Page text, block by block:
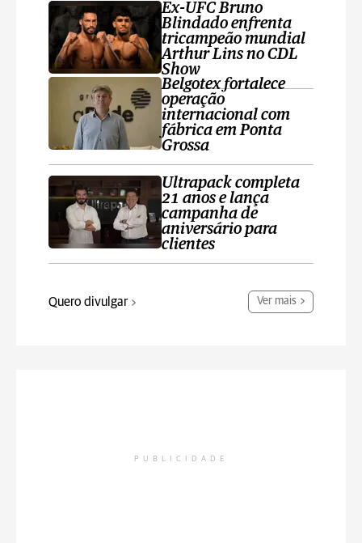
Ex-UFC Bruno
Blindado enfrenta
tricampeão mundial
Arthur Lins no CDL
Show
Belgotex fortalece
operação
internacional com
fábrica em Ponta
Grossa
Ultrapack completa
21 anos e lança
campanha de
aniversário para
clientes
Quero divulgar Ver mais
PUBLICIDADE